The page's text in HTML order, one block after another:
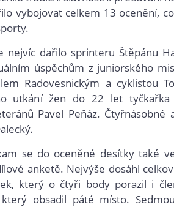
vybojovat celkem 13 ocenění,
dařilo sprinteru Štěpánu
úspěchům z juniorského
Radovesnickým a cyklistou
utkání žen do 22 let tyčkařka
Pavel Peňáz. Čtyřnásobné
se do oceněné desítky také
anketě. Nejvýše dosáhl
který o čtyři body porazil i
obsadil páté místo.